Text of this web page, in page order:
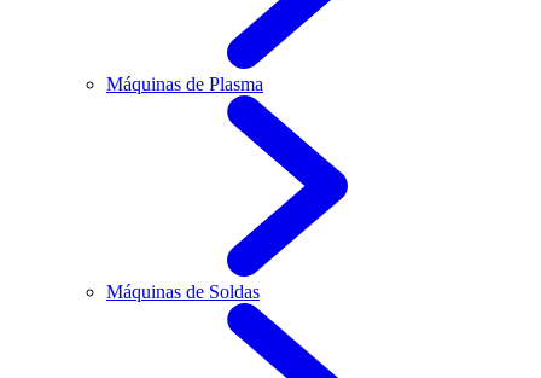
Máquinas de Plasma
Máquinas de Soldas